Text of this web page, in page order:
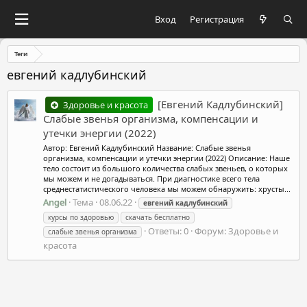
Вход Регистрация
Теги
евгений кадлубинский
Здоровье и красота
[Евгений Кадлубинский]
Слабые звенья организма, компенсации и
утечки энергии (2022)
Автор: Евгений Кадлубинский Название: Слабые звенья
организма, компенсации и утечки энергии (2022) Описание: Наше
тело состоит из большого количества слабых звеньев, о которых
мы можем и не догадываться. При диагностике всего тела
среднестатистического человека мы можем обнаружить: хрусты...
Angel Тема 08.06.22 евгений кадлубинский
курсы по здоровью
скачать бесплатно
слабые звенья организма
Ответы: 0 Форум:Здоровье и
красота